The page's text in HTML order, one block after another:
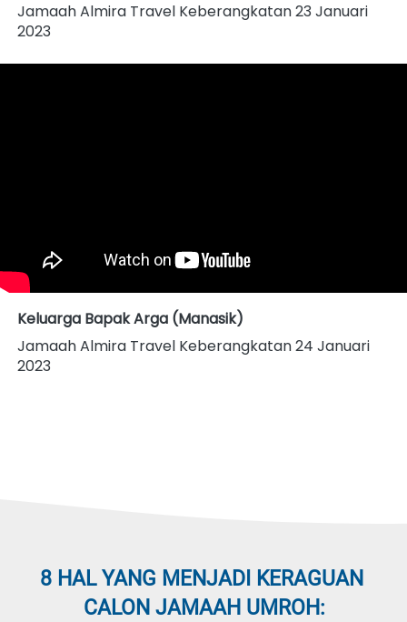
Jamaah Almira Travel Keberangkatan 23 Januari
2023
Keluarga Bapak Arga (Manasik)
Jamaah Almira Travel Keberangkatan 24 Januari
2023
8 HAL YANG MENJADI KERAGUAN
CALON JAMAAH UMROH: